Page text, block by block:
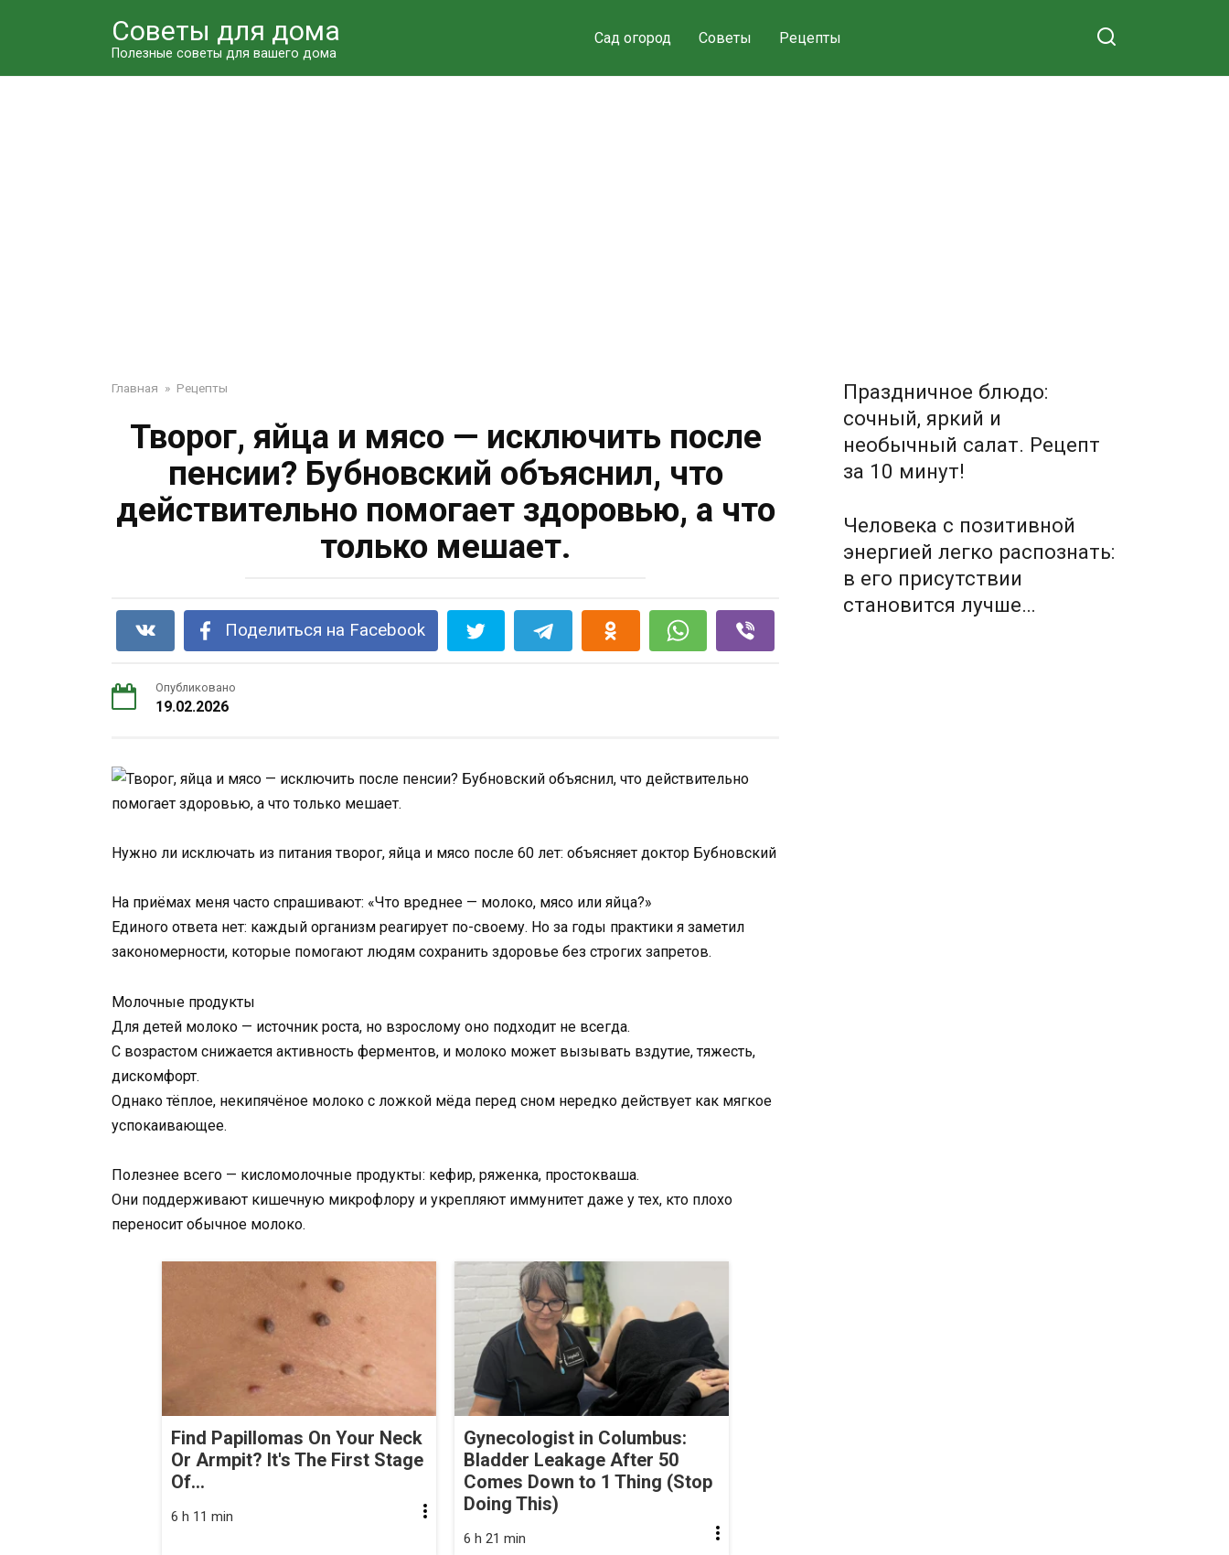
Советы для дома
Полезные советы для вашего дома
Сад огород Советы Рецепты
Главная » Рецепты
Творог, яйца и мясо — исключить после
пенсии? Бубновский объяснил, что
действительно помогает здоровью, а что
только мешает.
Поделиться на Facebook
Опубликовано
19.02.2026
Нужно ли исключать из питания творог, яйца и мясо после 60 лет: объясняет доктор Бубновский
На приёмах меня часто спрашивают: «Что вреднее — молоко, мясо или яйца?»
Единого ответа нет: каждый организм реагирует по-своему. Но за годы практики я заметил
закономерности, которые помогают людям сохранить здоровье без строгих запретов.
Молочные продукты
Для детей молоко — источник роста, но взрослому оно подходит не всегда.
С возрастом снижается активность ферментов, и молоко может вызывать вздутие, тяжесть,
дискомфорт.
Однако тёплое, некипячёное молоко с ложкой мёда перед сном нередко действует как мягкое
успокаивающее.
Полезнее всего — кисломолочные продукты: кефир, ряженка, простокваша.
Они поддерживают кишечную микрофлору и укрепляют иммунитет даже у тех, кто плохо
переносит обычное молоко.
Find Papillomas On Your Neck
Or Armpit? It's The First Stage
Of...
6 h 11 min
Gynecologist in Columbus:
Bladder Leakage After 50
Comes Down to 1 Thing (Stop
Doing This)
6 h 21 min
Праздничное блюдо:
сочный, яркий и
необычный салат. Рецепт
за 10 минут!
Человека с позитивной
энергией легко распознать:
в его присутствии
становится лучше…